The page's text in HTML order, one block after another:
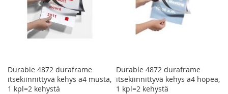
Durable 4872 duraframe
itsekiinnittyvä kehys a4 musta,
1 kpl=2 kehystä
Durable 4872 duraframe
itsekiinnittyvä kehys a4 hopea,
1 kpl=2 kehystä